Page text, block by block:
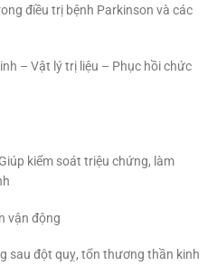
điều trị bệnh Parkinson và các
– Vật lý trị liệu – Phục hồi chức
kiểm soát triệu chứng, làm
vận động
sau đột quỵ, tổn thương thần kinh